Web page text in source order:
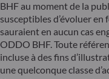
BHF au moment de la
susceptibles d’évoluer
sauraient en aucun cas
ODDO BHF. Toute
incluse à des fins
une quelconque classe